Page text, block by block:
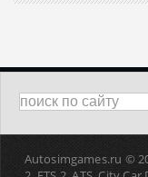
Autosimgames.ru ©